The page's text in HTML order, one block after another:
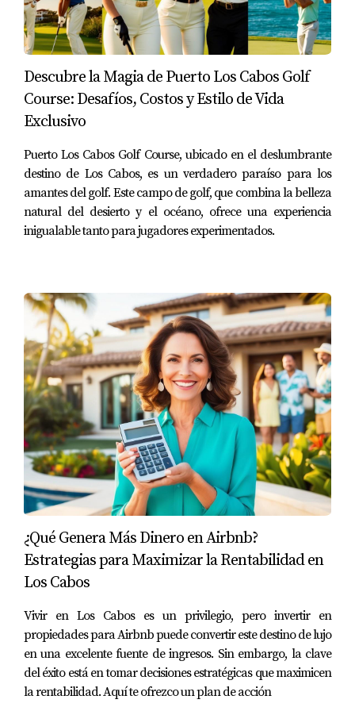
excepcional, al mismo tiempo que mantiene el
control sobre cada aspecto de la transacción.
Mayor Alcance y Eficiencia : Un equipo
comercial permite que el bróker esté presente
en múltiples operaciones y ofrezca un servicio
mercado donde la velocidad puede marcar la
diferencia entre cerrar o perder una venta.
Especialización
: Un equipo compuesto por
un enfoque integral. Mientras los agentes se
enfocan en la captación de clientes y las
visitas, el bróker puede dedicarse a la
negociación y al cierre de la transacción,
asegurando que cada detalle sea perfecto.
Estrategias de Marketing Avanzadas
: Los
brókers que dirigen equipos comerciales
pueden desarrollar estrategias de marketing
más robustas y focalizadas. Esto incluye desde
campañas digitales hasta presentaciones
personalizadas, lo que maximiza la visibilidad
de cada propiedad en venta.
Gestión de Clientes Internacionales
Cabos, el mercado inmobiliario es altamente
internacional. Tener un equipo permite que el
bróker atienda a clientes de diferentes zonas
horarias, culturas y preferencias, brindando
una experiencia personalizada que es difícil de
Descubre la Magia de Puerto Los Cabos Golf
Course: Desafíos, Costos y Estilo de Vida
Exclusivo
Puerto Los Cabos Golf Course, ubicado en el deslumbrante
destino de Los Cabos, es un verdadero paraíso para los
amantes del golf. Este campo de golf, que combina la belleza
natural del desierto y el océano, ofrece una experiencia
inigualable tanto para jugadores experimentados.
¿Qué Genera Más Dinero en Airbnb?
Estrategias para Maximizar la Rentabilidad en
Los Cabos
Vivir en Los Cabos es un privilegio, pero invertir en
propiedades para Airbnb puede convertir este destino de lujo
en una excelente fuente de ingresos. Sin embargo, la clave
del éxito está en tomar decisiones estratégicas que maximicen
la rentabilidad. Aquí te ofrezco un plan de acción